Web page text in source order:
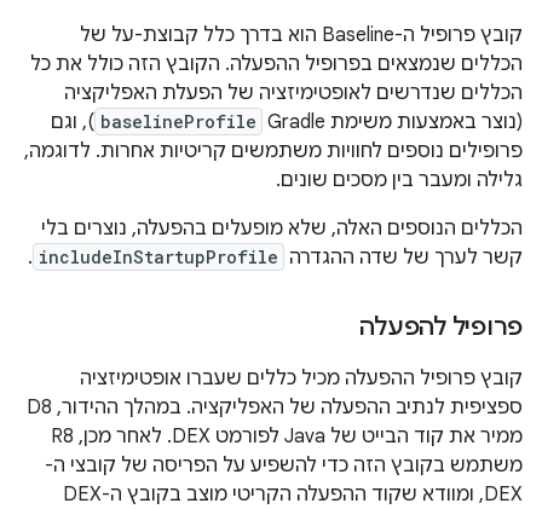
קובץ פרופיל ה-Baseline הוא בדרך כלל קבוצת-על של
הכללים שנמצאים בפרופיל ההפעלה. הקובץ הזה כולל את כל
הכללים שנדרשים לאופטימיזציה של הפעלת האפליקציה
(נוצר באמצעות משימת Gradle‏
baselineProfile ), וגם
פרופילים נוספים לחוויות משתמשים קריטיות אחרות. לדוגמה,
גלילה ומעבר בין מסכים שונים.
הכללים הנוספים האלה, שלא מופעלים בהפעלה, נוצרים בלי
קשר לערך של שדה ההגדרה includeInStartupProfile
.
פרופיל להפעלה
קובץ פרופיל ההפעלה מכיל כללים שעברו אופטימיזציה
ספציפית לנתיב ההפעלה של האפליקציה. במהלך ההידור, D8
ממיר את קוד הבייט של Java לפורמט DEX. לאחר מכן, R8
משתמש בקובץ הזה כדי להשפיע על הפריסה של קובצי ה-
DEX, ומוודא שקוד ההפעלה הקריטי מוצב בקובץ ה-DEX